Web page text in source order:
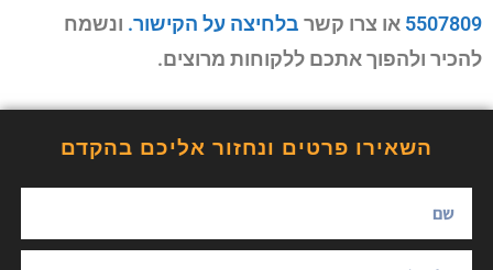
5507809 או צרו קשר בלחיצה על הקישור. ונשמח
להכיר ולהפוך אתכם ללקוחות מרוצים.
השאירו פרטים ונחזור אליכם בהקדם